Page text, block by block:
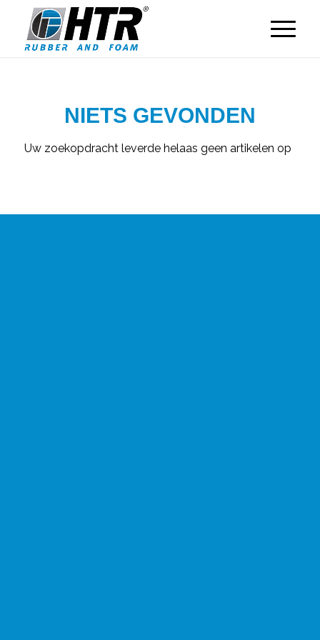
NIETS GEVONDEN
Uw zoekopdracht leverde helaas geen artikelen op